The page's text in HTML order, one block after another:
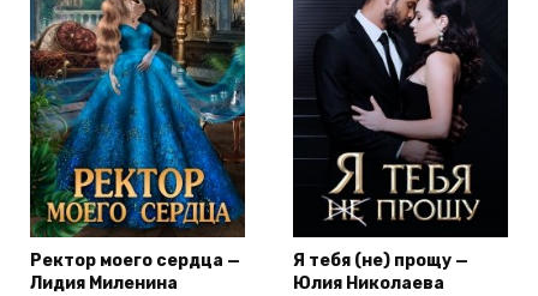
Ректор моего сердца —
Лидия Миленина
Я тебя (не) прощу —
Юлия Николаева